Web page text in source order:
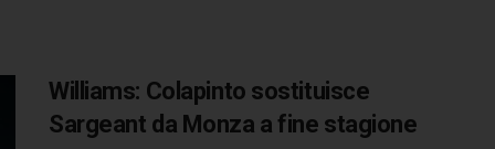
Williams: Colapinto sostituisce
Sargeant da Monza a fine stagione